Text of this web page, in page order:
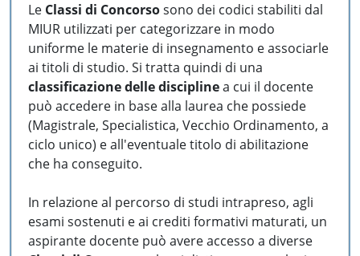
Le Classi di Concorsosono dei codici stabiliti dal
MIUR utilizzati per categorizzare in modo
uniforme le materie di insegnamento e associarle
ai titoli di studio. Si tratta quindi di una
classificazione delle disciplinea cui il docente
può accedere in base alla laurea che possiede
(Magistrale, Specialistica, Vecchio Ordinamento, a
ciclo unico) e all'eventuale titolo di abilitazione
che ha conseguito.
In relazione al percorso di studi intrapreso, agli
esami sostenuti e ai crediti formativi maturati, un
aspirante docente può avere accesso a diverse